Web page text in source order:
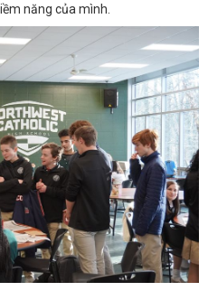
năng của mình.